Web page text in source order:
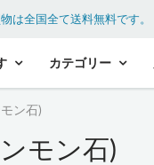
は全国全て送料無料です。
カテゴリー
ン石)
モン石)